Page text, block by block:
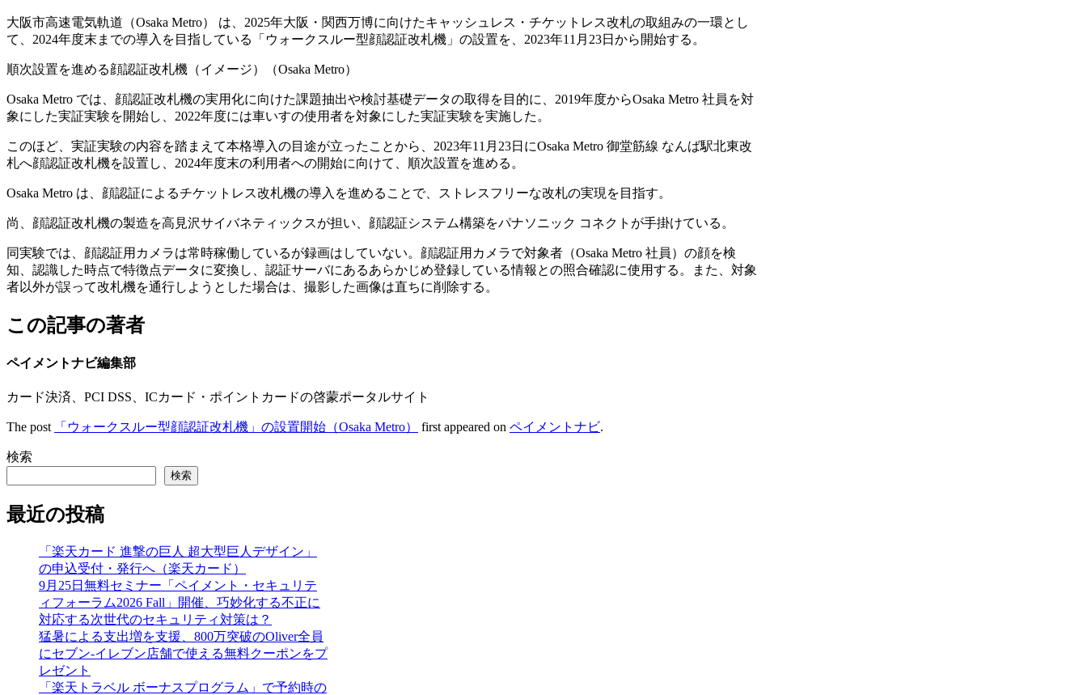
大阪市高速電気軌道（Osaka Metro） は、2025年大阪・関西万博に向けたキャッシュレス・チケットレス改札の取組みの一環とし
て、2024年度末までの導入を目指している「ウォークスルー型顔認証改札機」の設置を、2023年11月23日から開始する。
順次設置を進める顔認証改札機（イメージ）（Osaka Metro）
Osaka Metro では、顔認証改札機の実用化に向けた課題抽出や検討基礎データの取得を目的に、2019年度からOsaka Metro 社員を対
象にした実証実験を開始し、2022年度には車いすの使用者を対象にした実証実験を実施した。
このほど、実証実験の内容を踏まえて本格導入の目途が立ったことから、2023年11月23日にOsaka Metro 御堂筋線 なんば駅北東改
札へ顔認証改札機を設置し、2024年度末の利用者への開始に向けて、順次設置を進める。
Osaka Metro は、顔認証によるチケットレス改札機の導入を進めることで、ストレスフリーな改札の実現を目指す。
尚、顔認証改札機の製造を高見沢サイバネティックスが担い、顔認証システム構築をパナソニック コネクトが手掛けている。
同実験では、顔認証用カメラは常時稼働しているが録画はしていない。顔認証用カメラで対象者（Osaka Metro 社員）の顔を検
知、認識した時点で特徴点データに変換し、認証サーバにあるあらかじめ登録している情報との照合確認に使用する。また、対象
者以外が誤って改札機を通行しようとした場合は、撮影した画像は直ちに削除する。
この記事の著者
ペイメントナビ編集部
カード決済、PCI DSS、ICカード・ポイントカードの啓蒙ポータルサイト
The post 「ウォークスルー型顔認証改札機」の設置開始（Osaka Metro） first appeared on ペイメントナビ.
検索
検索
最近の投稿
「楽天カード 進撃の巨人 超大型巨人デザイン」
の申込受付・発行へ（楽天カード）
9月25日無料セミナー「ペイメント・セキュリテ
ィフォーラム2026 Fall」開催、巧妙化する不正に
対応する次世代のセキュリティ対策は？
猛暑による支出増を支援、800万突破のOliver全員
にセブン‐イレブン店舗で使える無料クーポンをプ
レゼント
「楽天トラベル ボーナスプログラム」で予約時の